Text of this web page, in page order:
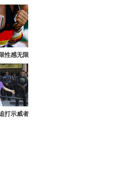
性感无限
打示威者